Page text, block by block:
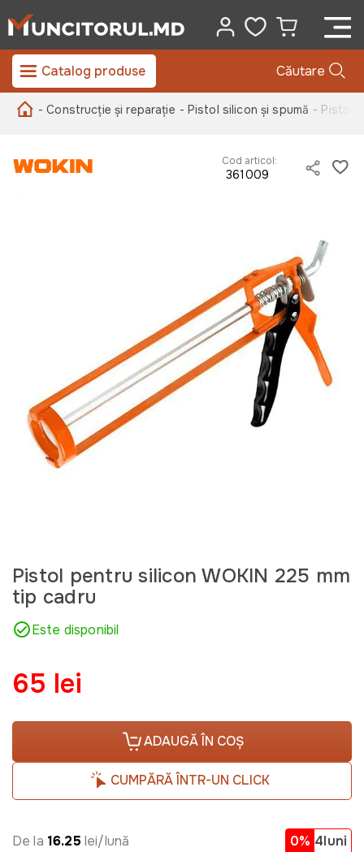
Catalog produse Căutare
- Construcție și reparație - Pistol silicon și spumă - Pistol
Cod articol:
361009
Pistol pentru silicon WOKIN 225 mm
tip cadru
Este disponibil
65 lei
ADAUGĂ ÎN COȘ
CUMPĂRĂ ÎNTR-UN CLICK
De la 16.25 lei/lună 0% 4luni